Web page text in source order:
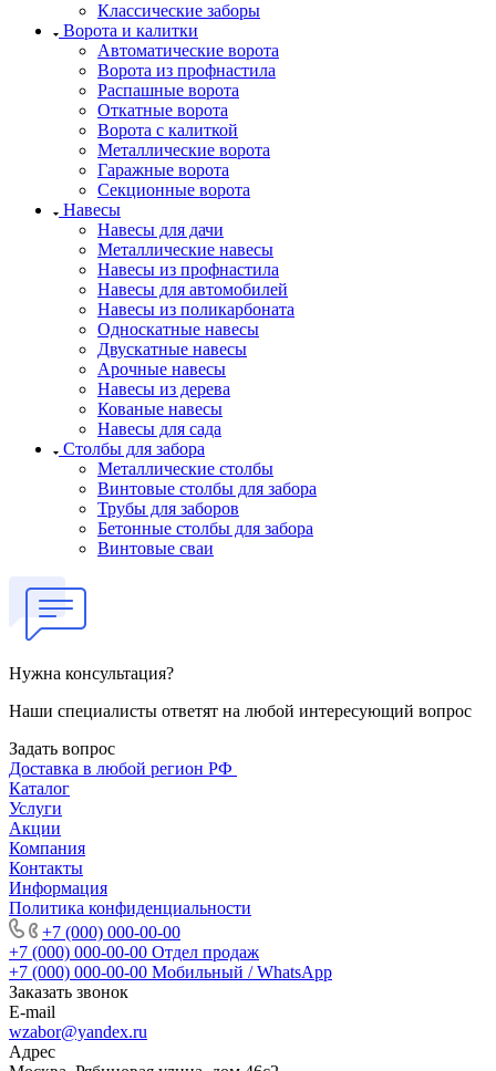
Классические заборы
Ворота и калитки
Автоматические ворота
Ворота из профнастила
Распашные ворота
Откатные ворота
Ворота с калиткой
Металлические ворота
Гаражные ворота
Секционные ворота
Навесы
Навесы для дачи
Металлические навесы
Навесы из профнастила
Навесы для автомобилей
Навесы из поликарбоната
Односкатные навесы
Двускатные навесы
Арочные навесы
Навесы из дерева
Кованые навесы
Навесы для сада
Столбы для забора
Металлические столбы
Винтовые столбы для забора
Трубы для заборов
Бетонные столбы для забора
Винтовые сваи
Нужна консультация?
Наши специалисты ответят на любой интересующий вопрос
Задать вопрос
Доставка в любой регион РФ
Каталог
Услуги
Акции
Компания
Контакты
Информация
Политика конфиденциальности
+7 (000) 000-00-00
+7 (000) 000-00-00 Отдел продаж
+7 (000) 000-00-00 Мобильный / WhatsApp
Заказать звонок
E-mail
wzabor@yandex.ru
Адрес